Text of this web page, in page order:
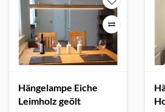
Hängelampe Eiche
Leimholz geölt